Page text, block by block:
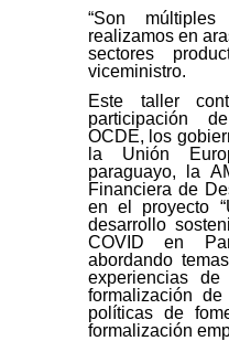
“Son
realizamos en
sectores
viceministro.
Este taller
participación
OCDE, los
la Unión
paraguayo, la
Financiera de
en el proyecto
desarrollo
COVID en
abordando
experiencias
formalización
políticas de
formalización